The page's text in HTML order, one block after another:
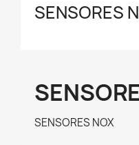
SENSORES
SENSORES NOX